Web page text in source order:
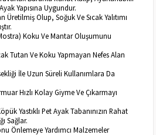
Yapısına Uygundur.
Olup, Soğuk Ve Sıcak Yalıtımı
Koku Ve Mantar Oluşumunu
Tutan Ve Koku Yapmayan Nefes Alan
İle Uzun Süreli Kullanımlara Da
Hızlı Kolay Giyme Ve Çıkarmayı
Yastıklı Pet Ayak Tabanınızın Rahat
Sağlar.
Önlemeye Yardımcı Malzemeler